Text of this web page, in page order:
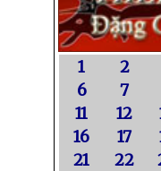
1 2
6
7
11
12
16
17
21
22